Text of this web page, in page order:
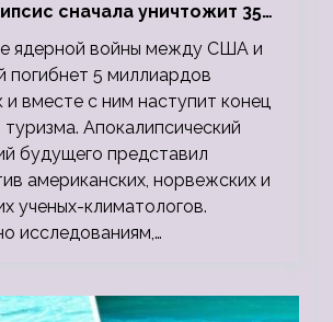
сначала уничтожит 350
а потом 5 миллиардов
ядерной войны между США и
погибнет 5 миллиардов
и вместе с ним наступит конец
туризма. Апокалипсический
будущего представил
американских, норвежских и
ученых-климатологов.
исследованиям,…